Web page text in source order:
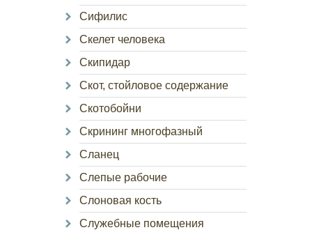
Сифилис
Скелет человека
Скипидар
Скот, стойловое содержание
Скотобойни
Скрининг многофазный
Сланец
Слепые рабочие
Слоновая кость
Служебные помещения